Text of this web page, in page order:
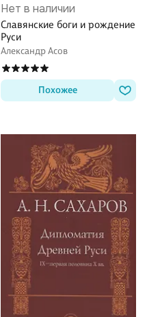
Нет в наличии
Славянские боги и рождение
Руси
Александр Асов
Похожее